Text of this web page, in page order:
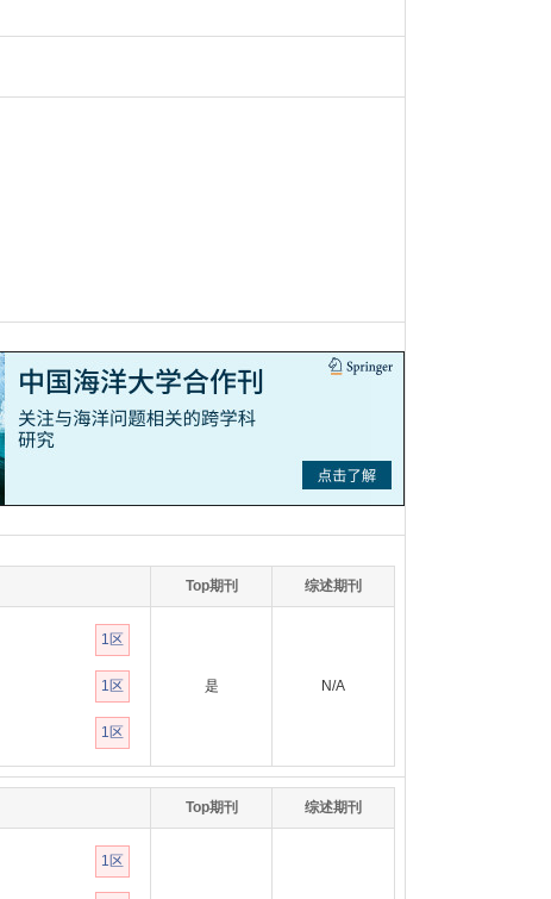
Top期刊 综述期刊
1区
1区
1区
是 N/A
Top期刊 综述期刊
1区